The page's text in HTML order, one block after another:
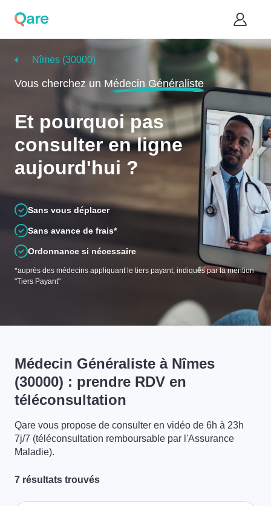
Nîmes (30000)
Vous cherchez un Médecin Généraliste
Et pourquoi pas
consulter en ligne
aujourd'hui ?
Sans vous déplacer
Sans avance de frais*
Ordonnance si nécessaire
*auprès des médecins appliquant le tiers payant, indiqués par la mention
"Tiers Payant"
Médecin Généraliste à Nîmes
(30000) : prendre RDV en
téléconsultation
Qare vous propose de consulter en vidéo de 6h à 23h
7j/7 (téléconsultation remboursable par l'Assurance
Maladie).
7 résultats trouvés